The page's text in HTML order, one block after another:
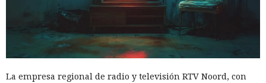
La empresa regional de radio y televisión RTV Noord, con